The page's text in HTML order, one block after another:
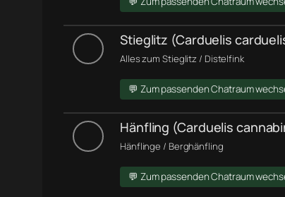
Stieglitz (Carduelis
Alles zum Stieglitz / Distelfink
💬 Zum passenden Chatraum
Hänfling (Carduelis
Hänflinge / Berghänfling
💬 Zum passenden Chatraum